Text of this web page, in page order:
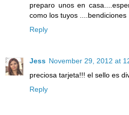
preparo unos en
como los tuyos ....bendiciones
Reply
Jess November 29, 2012 at
preciosa tarjeta!!! el sello es
Reply